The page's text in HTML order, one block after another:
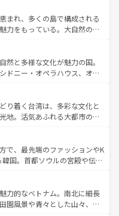
ともできる。 なお、新
一覧 を参照してほしい。
ショッピング、エンターテイ
スポットだ。一方、アメリカ
ランドキャニオンやイエロー
音楽と美食が融合した独特の
カの各地域で異なる魅力を楽
かな歴史を感じることができ
のアメリカ
してほしい。
まれ、多くの島で構成される
力をもっている。大自然の神
定番の観光地といえばオアフ
ならマウイ島やカウアイ島が
ンに輝く海をはじめ、豊かな
人々を迎えてくれるハワイの
ドやハワイアンミュージッ
、すべてがハワイの魅力を彩
イ情報
ほしい。
然と多様な文化が魅力の国。
ドニー・オペラハウス、オー
びえるウルル（エアーズロッ
生林やケアンズの熱帯雨林な
た、カフェやワイン、オージ
しており、サーフィンやダイ
ウトドア好きにはたまらな
魅力を存分に味わいつくそ
り着く台湾は、多彩な文化と
地。活気あふれる大都市の台
る台湾東部など、都市の喧騒
り、訪れる人に新しい発見と
た、奥深い台湾の食文化も魅
など、バラエティ豊かな料理
着の台湾情報は コンテンツ一覧を参
で、最先端のファッションやK
国。首都ソウルの宮殿や伝統
折々の自然美を楽しむことが
肉、絶品のストリートフード
待っている。夜には、韓国な
力的なベトナム。南北に細長
園風景や青々とした山々、世